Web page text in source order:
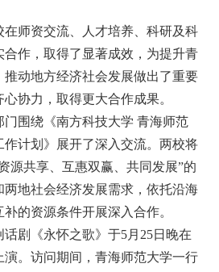
在师资交流、人才培养、科研及科
作，取得了显著成效，为提升青
动地方经济社会发展做出了重要
协力，取得更大合作成果。
门围绕《南方科技大学 青海师范
作计划》展开了深入交流。两校将
源共享、互惠双赢、共同发展”的
两地社会经济发展需求，依托沿海
的资源条件开展深入合作。
剧《永怀之歌》于5月25日晚在
。访问期间，青海师范大学一行